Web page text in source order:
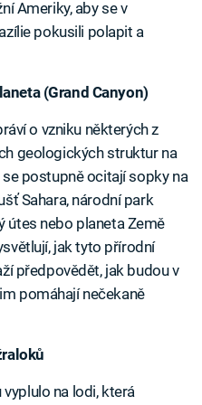
Ameriky, aby se v
pokusili polapit a
(Grand Canyon)
o vzniku některých z
geologických struktur na
postupně ocitají sopky na
Sahara, národní park
útes nebo planeta Země
jak tyto přírodní
předpovědět, jak budou v
pomáhají nečekaně
na lodi, která